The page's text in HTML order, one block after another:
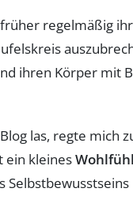
regelmäßig
ihren Körper mit
las, regte mich
ein kleines